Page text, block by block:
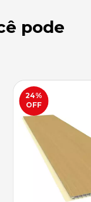
pode
24%
OFF